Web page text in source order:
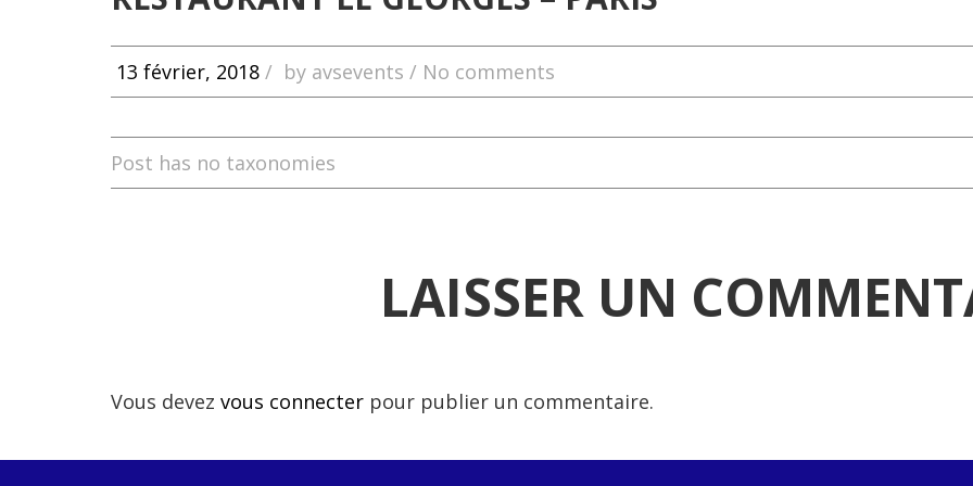
13 février, 2018 / by avsevents / No comments
Post has no taxonomies
LAISSER UN
Vous devez vous connecter pour publier un commentaire.